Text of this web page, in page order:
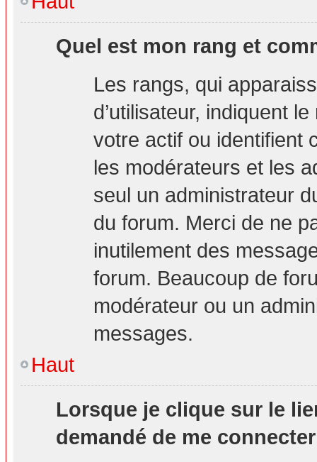
Quel est mon rang et
Les rangs, qui
d’utilisateur, indiquent
votre actif ou identifient
les modérateurs et les
seul un administrateur
du forum. Merci de ne
inutilement des
forum. Beaucoup de
modérateur ou un
messages.
Haut
Lorsque je clique sur le
demandé de me